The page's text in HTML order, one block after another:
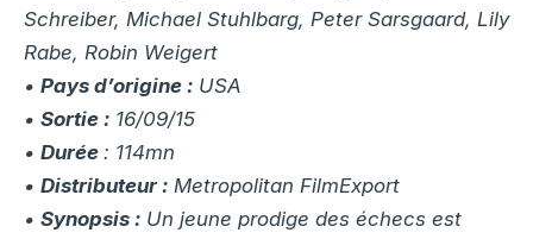
Schreiber, Michael Stuhlbarg, Peter Sarsgaard, Lily
Rabe, Robin Weigert
• Pays d’origine : USA
• Sortie : 16/09/15
• Durée : 114mn
• Distributeur : Metropolitan FilmExport
• Synopsis : Un jeune prodige des échecs est